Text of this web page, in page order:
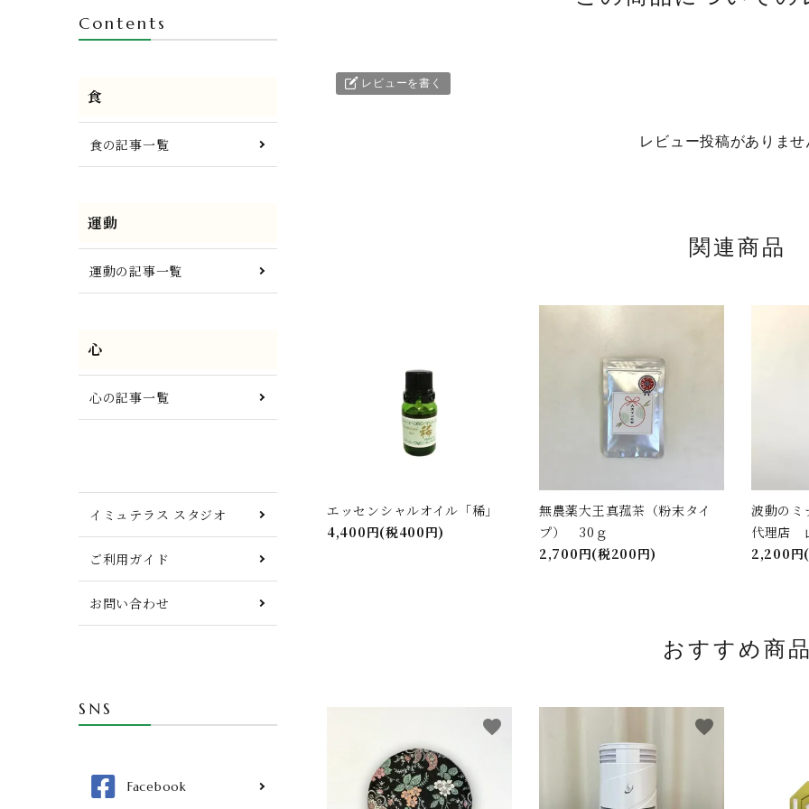
レビューを書く
レビュー投稿がありませ
関連商品
エッセンシャルオイル「稀」
4,400円(税400円)
無農薬大王真菰茶（粉末タイ
プ） 30ｇ
2,700円(税200円)
波動の
代理店
2,200円
おすすめ商
favorite favorite
Contents
食
食の記事一覧
運動
運動の記事一覧
心
心の記事一覧
イミュテラス スタジオ
ご利用ガイド
お問い合わせ
SNS
Facebook